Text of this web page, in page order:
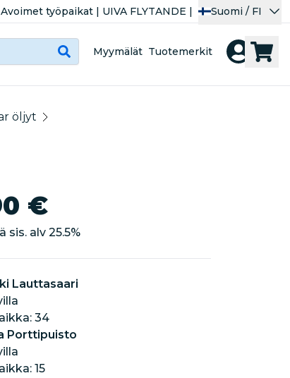
Avoimet työpaikat | UIVA FLYTANDE | Suomi / FI
Myymälät Tuotemerkit
öljyt
€
sis. alv 25.5%
Lauttasaari
34
Porttipuisto
15